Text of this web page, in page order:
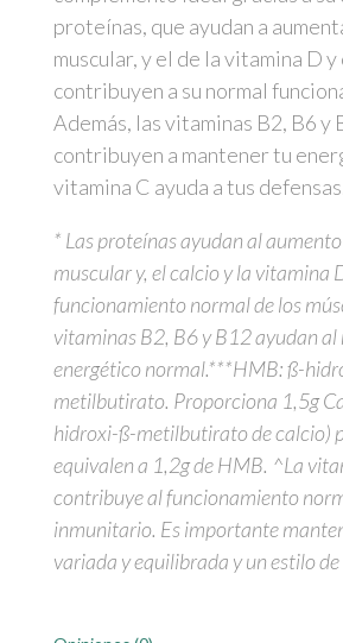
proteínas, que ayudan a
muscular, y el de la vitamina D
contribuyen a su normal
Además, las vitaminas B2, B6 y
contribuyen a mantener tu
vitamina C ayuda a tus
* Las proteínas ayudan al
muscular y, el calcio y la vitamina
funcionamiento normal de los
vitaminas B2, B6 y B12 ayudan
energético normal.***HMB: ß-
metilbutirato. Proporciona 1,5g
hidroxi-ß-metilbutirato de calcio)
equivalen a 1,2g de HMB. ^La
contribuye al funcionamiento
inmunitario. Es importante
variada y equilibrada y un estilo